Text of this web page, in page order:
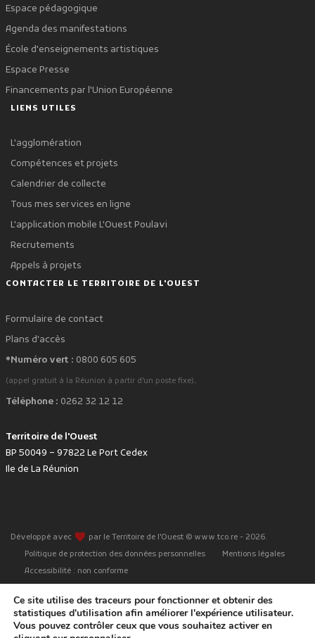
Espace pédagogique
Agenda des manifestations
École d'enseignements artistiques
Espace Presse
Financements par l'Union Européenne
LIENS UTILES
L'agglomération
Compétences et projets
Calendrier de collecte
Tous mes services en ligne
L'application mobile L'Ouest Poulavi
Recrutements
Appels à projets
CONTACTER LE TERRITOIRE DE L'OUEST
Formulaire de contact
Plans d'accès
*Numéro vert : 0800 605 605
(appel gratuit à la Réunion à partir d'un poste fixe).
Téléphone : 0262 32 12 12
Territoire de l'Ouest
BP 50049 – 97822 Le Port Cedex
Ile de La Réunion
Développé avec favorite par le Territoire de l'Ouest © www.tco.re - 2026.
Politique de protection des données personnelles
Mentions légales
Accessibilité : non conforme
Ce site utilise des traceurs pour fonctionner et obtenir des
statistiques d'utilisation afin améliorer l'expérience utilisateur.
Vous pouvez contrôler ceux que vous souhaitez activer en